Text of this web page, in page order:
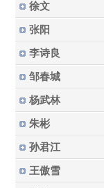
徐文
张阳
李诗良
邹春城
杨武林
朱彬
孙君江
王傲雪